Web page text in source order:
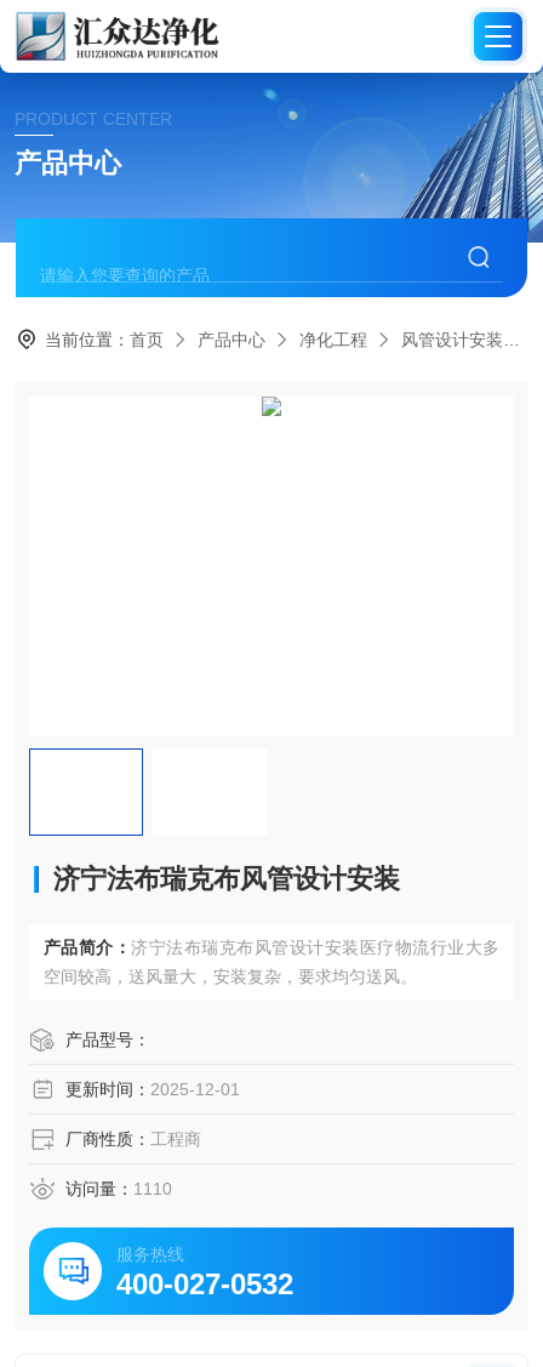
PRODUCT CENTER
产品中心
当前位置：首页 产品中心 净化工程 风管设计安装
济宁法布瑞克布风管设计安装
产品简介： 济宁法布瑞克布风管设计安装医疗物流行业大多
空间较高，送风量大，安装复杂，要求均匀送风。
产品型号：
更新时间： 2025-12-01
厂商性质： 工程商
访问量： 1110
服务热线
400-027-0532